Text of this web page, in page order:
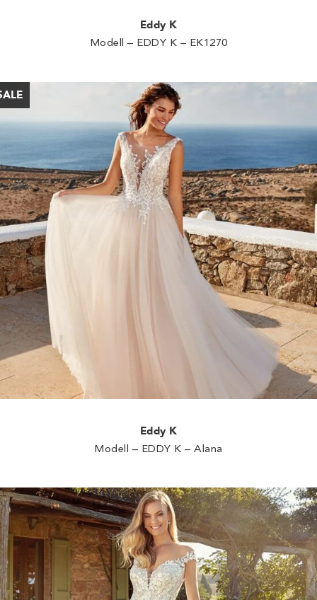
Eddy K
Modell – EDDY K – EK1270
Eddy K
Modell – EDDY K – Alana